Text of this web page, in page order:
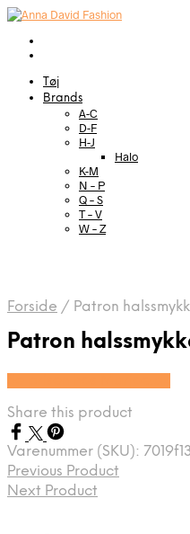
Tøj
Brands
A-C
D-F
H-J
Halo
K-M
N – P
Q – S
T – V
W – Z
Forside / Patron
Patron
Share this product
Varenummer (SKU):
Previous Product
Next Product